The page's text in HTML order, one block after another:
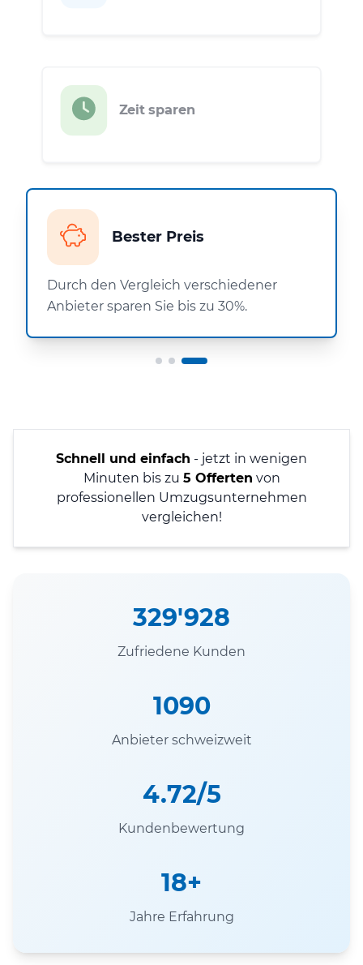
Zeit sparen
Bester Preis
Durch den Vergleich verschiedener
Anbieter sparen Sie bis zu 30%.
Schnell und einfach - jetzt in wenigen
Minuten bis zu 5 Offerten von
professionellen Umzugsunternehmen
vergleichen!
329'928
Zufriedene Kunden
1090
Anbieter schweizweit
4.72/5
Kundenbewertung
18+
Jahre Erfahrung